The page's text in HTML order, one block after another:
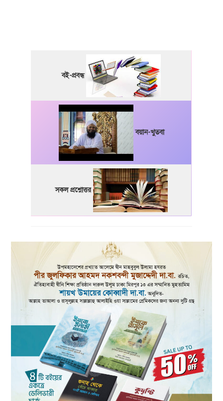
বই-প্রবন্ধ
বয়ান-খুতবা
সকল প্রশ্নোত্তর